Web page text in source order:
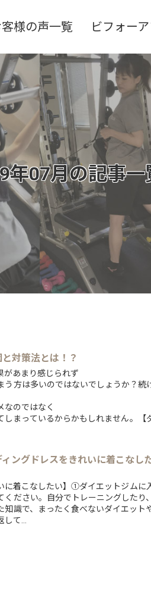
客様の声一覧 ビフォー
年07月の記事一
対策法とは！？
があまり感じられず
う方は多いのではないでしょうか？続
なのではなく
しまっているからかもしれません。【
ングドレスをきれいに着こなした
に着こなしたい】①ダイエットジムに
ください。自分でトレーニングしたり
知識で、まったく食べないダイエット
て...